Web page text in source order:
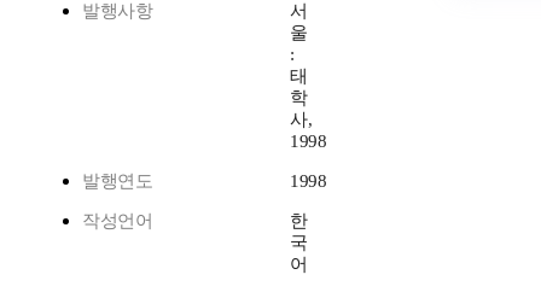
발행사항
서
울
:
태
학
사,
1998
발행연도 1998
작성언어
한
국
어